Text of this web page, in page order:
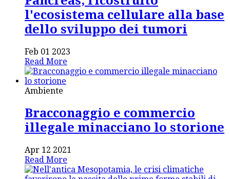
l'ecosistema cellulare alla base
dello sviluppo dei tumori
Feb 01 2023
Read More
Ambiente
Bracconaggio e commercio
illegale minacciano lo storione
Apr 12 2021
Read More